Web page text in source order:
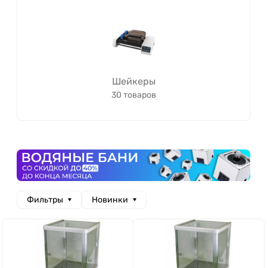
Шейкеры
30 товаров
Фильтры Новинки